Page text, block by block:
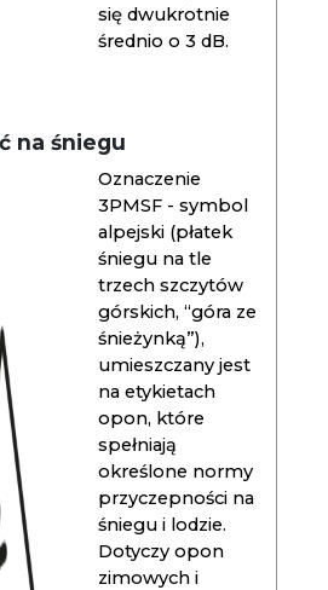
się dwukrotnie
średnio o 3 dB.
na śniegu
Oznaczenie
3PMSF - symbol
alpejski (płatek
śniegu na tle
trzech szczytów
górskich, “góra ze
śnieżynką”),
umieszczany jest
na etykietach
opon, które
spełniają
określone normy
przyczepności na
śniegu i lodzie.
Dotyczy opon
zimowych i